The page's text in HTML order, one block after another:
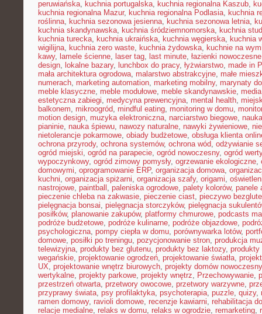
peruwiańska, kuchnia portugalska, kuchnia regionalna Kaszub,
kuchnia regionalna Mazur, kuchnia regionalna Podlasia, kuchnia
roślinna, kuchnia sezonowa jesienna, kuchnia sezonowa letnia,
kuchnia skandynawska, kuchnia śródziemnomorska, kuchnia
kuchnia turecka, kuchnia ukraińska, kuchnia węgierska, kuchnia
wigilijna, kuchnia zero waste, kuchnia żydowska, kuchnie na
kawy, lamele ścienne, laser tag, last minute, łazienki nowoczesne
design, lokalne bazary, lunchbox do pracy, łyżwiarstwo, made in
mała architektura ogrodowa, malarstwo abstrakcyjne, małe
numerach, marketing automation, marketing mobilny, marynaty
meble klasyczne, meble modułowe, meble skandynawskie,
estetyczna zabiegi, medycyna prewencyjna, mental health,
balkonem, mikroogród, mindful eating, monitoring w domu,
motion design, muzyka elektroniczna, narciarstwo biegowe,
pianinie, nauka śpiewu, nawozy naturalne, nawyki żywieniowe,
nietolerancje pokarmowe, obiady budżetowe, obsługa klienta
ochrona przyrody, ochrona systemów, ochrona wód, odżywianie
ogród miejski, ogród na parapecie, ogród nowoczesny, ogród
wypoczynkowy, ogród zimowy pomysły, ogrzewanie ekologiczne,
domowymi, oprogramowanie ERP, organizacja domowa,
kuchni, organizacja spiżarni, organizacja szafy, origami,
nastrojowe, paintball , paleniska ogrodowe, palety kolorów, panele
pieczenie chleba na zakwasie, pieczenie ciast, pieczywo
pielęgnacja bonsai, pielęgnacja storczyków, pielęgnacja
posiłków, planowanie zakupów, platformy chmurowe, podcasts
podróże budżetowe, podróże kulinarne, podróże objazdowe,
psychologiczna, pompy ciepła w domu, porównywarka lotów,
domowe, posiłki po treningu, pozycjonowanie stron, produkcja
telewizyjna, produkty bez glutenu, produkty bez laktozy, produkty
wegańskie, projektowanie ogrodzeń, projektowanie światła,
UX, projektowanie wnętrz biurowych, projekty domów
wertykalne, projekty parkowe, projekty wnętrz, Przechowywanie,
przestrzeń otwarta, przetwory owocowe, przetwory warzywne,
przyprawy świata, psy profilaktyka, psychoterapia, puzzle, quizy,
ramen domowy, ravioli domowe, recenzje kawiarni, rehabilitacja
relacje medialne, relaks w domu, relaks w ogrodzie, remarketing,